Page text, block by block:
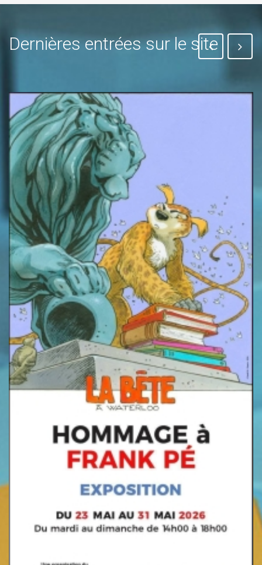
Dernières entrées sur le site